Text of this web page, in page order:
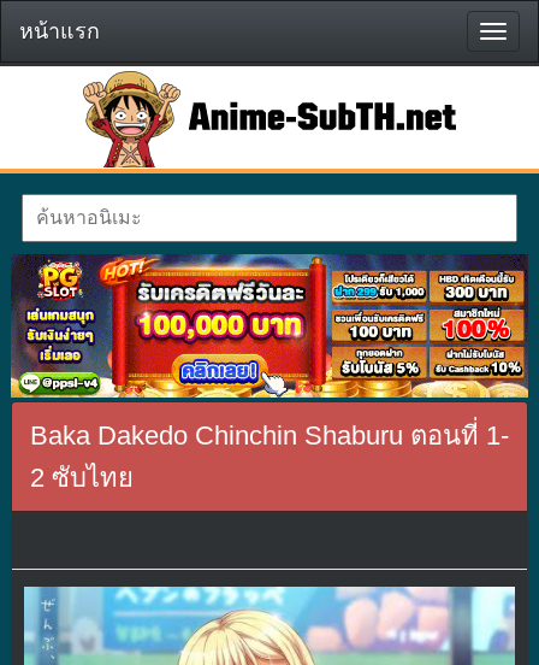
หน้า
แรก
หน้าแรก
Baka Dakedo Chinchin Shaburu ตอนที่ 1-
2 ซับไทย